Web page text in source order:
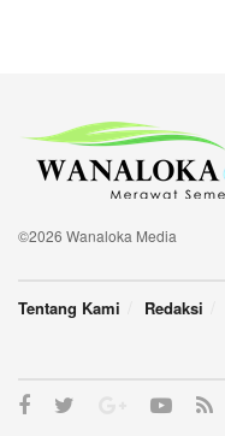
©2026 Wanaloka Media
Tentang Kami Redaksi